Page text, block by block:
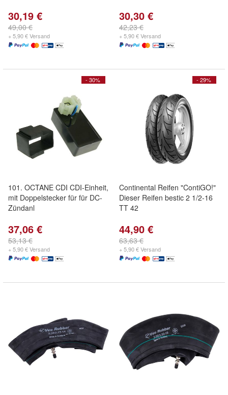
30,19 €
49,00 €
+ 5,90 € Versand
30,30 €
42,23 €
+ 5,90 € Versand
- 30%
101. OCTANE CDI CDI-Einheit,
mit Doppelstecker für für DC-
Zündanl
37,06 €
53,13 €
+ 5,90 € Versand
- 29%
Continental Reifen "ContiGO!"
Dieser Reifen bestic 2 1/2-16
TT 42
44,90 €
63,63 €
+ 5,90 € Versand